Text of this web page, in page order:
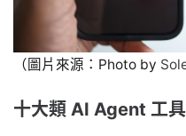
（圖片來源：Photo by
十大類 AI Agent 工